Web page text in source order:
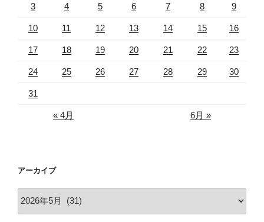
3 4 5 6 7 8 9
10 11 12 13 14 15 16
17 18 19 20 21 22 23
24 25 26 27 28 29 30
31
« 4月 6月 »
アーカイブ